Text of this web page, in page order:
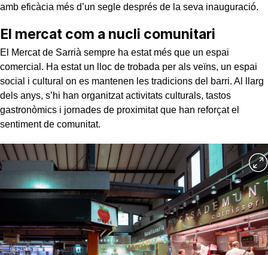
amb eficàcia més d’un segle després de la seva inauguració.
El mercat com a nucli comunitari
El Mercat de Sarrià sempre ha estat més que un espai
comercial. Ha estat un lloc de trobada per als veïns, un espai
social i cultural on es mantenen les tradicions del barri. Al llarg
dels anys, s’hi han organitzat activitats culturals, tastos
gastronòmics i jornades de proximitat que han reforçat el
sentiment de comunitat.